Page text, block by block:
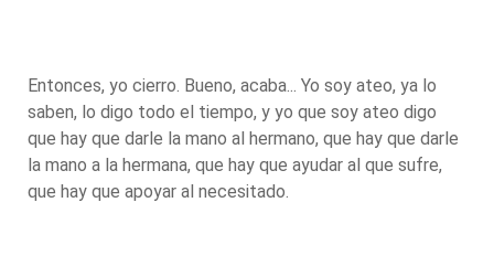
Entonces, yo cierro. Bueno, acaba... Yo soy ateo, ya lo
saben, lo digo todo el tiempo, y yo que soy ateo digo
que hay que darle la mano al hermano, que hay que darle
la mano a la hermana, que hay que ayudar al que sufre,
que hay que apoyar al necesitado.